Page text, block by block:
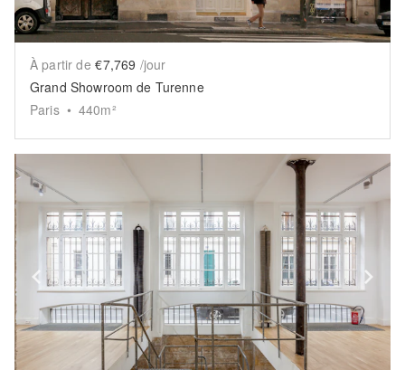
À partir de €7,769 /jour
Grand Showroom de Turenne
Paris • 440m²
Show previous slide